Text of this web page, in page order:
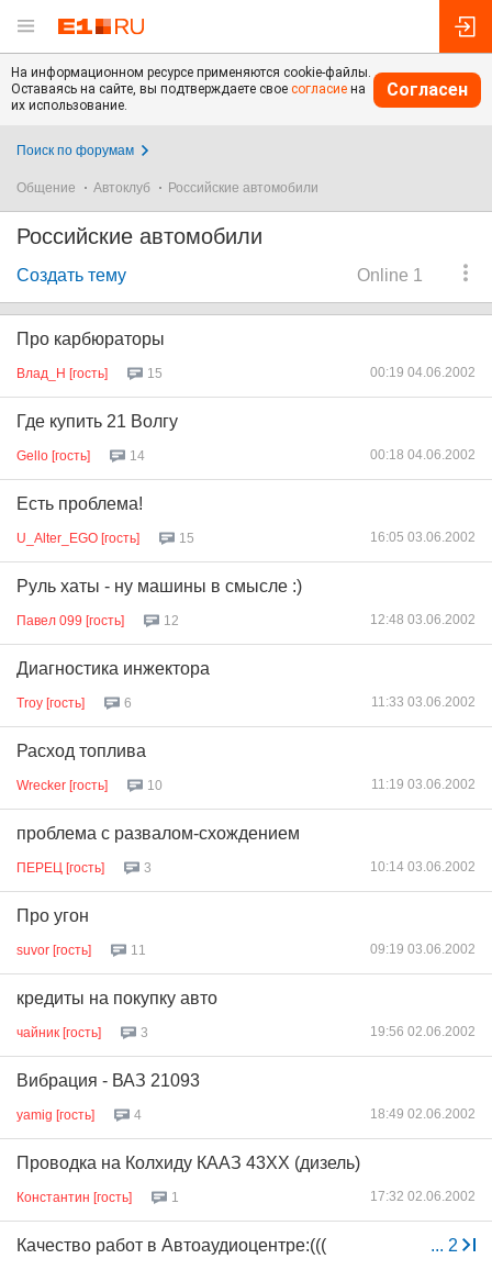
На информационном ресурсе применяются cookie-файлы.
Оставаясь на сайте, вы подтверждаете свое согласие на
их использование.
Согласен
Поиск по форумам
Общение Автоклуб Российские автомобили
Российские автомобили
Online 1
Создать тему
Про карбюраторы
Влад_Н [гость] 15 00:19 04.06.2002
Где купить 21 Волгу
Gello [гость] 14 00:18 04.06.2002
Есть проблема!
U_Alter_EGO [гость] 15 16:05 03.06.2002
Руль хаты - ну машины в смысле :)
Павел 099 [гость] 12 12:48 03.06.2002
Диагностика инжектора
Troy [гость] 6 11:33 03.06.2002
Расход топлива
Wrecker [гость] 10 11:19 03.06.2002
проблема с развалом-схождением
ПЕРЕЦ [гость] 3 10:14 03.06.2002
Про угон
suvor [гость] 11 09:19 03.06.2002
кредиты на покупку авто
чайник [гость] 3 19:56 02.06.2002
Вибрация - ВАЗ 21093
yamig [гость] 4 18:49 02.06.2002
Проводка на Колхиду КААЗ 43ХХ (дизель)
Константин [гость] 1 17:32 02.06.2002
... 2
Качество работ в Автоаудиоцентре:(((